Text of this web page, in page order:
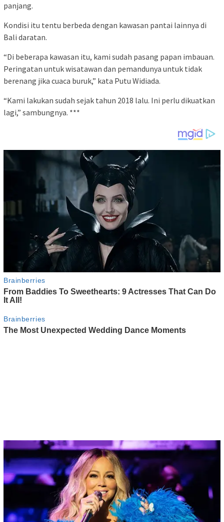
panjang.
Kondisi itu tentu berbeda dengan kawasan pantai lainnya di
Bali daratan.
“Di beberapa kawasan itu, kami sudah pasang papan imbauan.
Peringatan untuk wisatawan dan pemandunya untuk tidak
berenang jika cuaca buruk,” kata Putu Widiada.
“Kami lakukan sudah sejak tahun 2018 lalu. Ini perlu dikuatkan
lagi,” sambungnya. ***